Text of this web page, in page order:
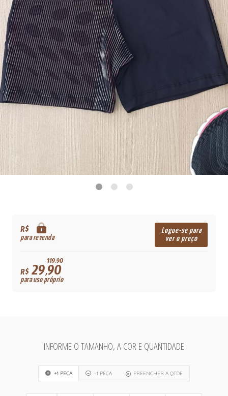
R$
para revenda
Logue-se para
ver o preço
119,90
R$29,90
para uso próprio
INFORME O TAMANHO, A COR E QUANTIDADE
+1 PEÇA -1 PEÇA PREENCHER A QTDE